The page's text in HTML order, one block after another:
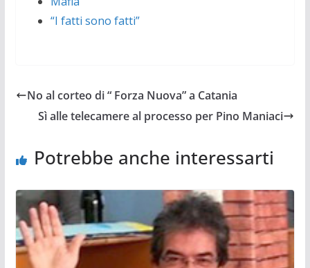
“I fatti sono fatti”
No al corteo di “ Forza Nuova” a Catania
Sì alle telecamere al processo per Pino Maniaci
Potrebbe anche interessarti